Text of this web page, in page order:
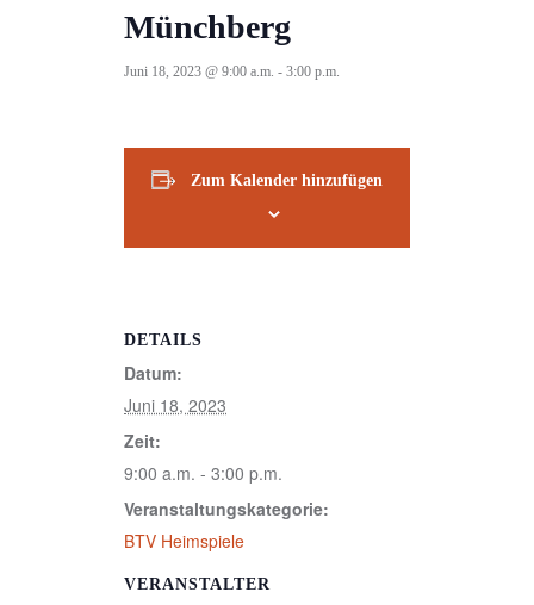
Münchberg
Juni 18, 2023 @ 9:00 a.m. - 3:00 p.m.
Zum Kalender hinzufügen
DETAILS
Datum:
Juni 18, 2023
Zeit:
9:00 a.m. - 3:00 p.m.
Veranstaltungskategorie:
BTV Heimspiele
VERANSTALTER